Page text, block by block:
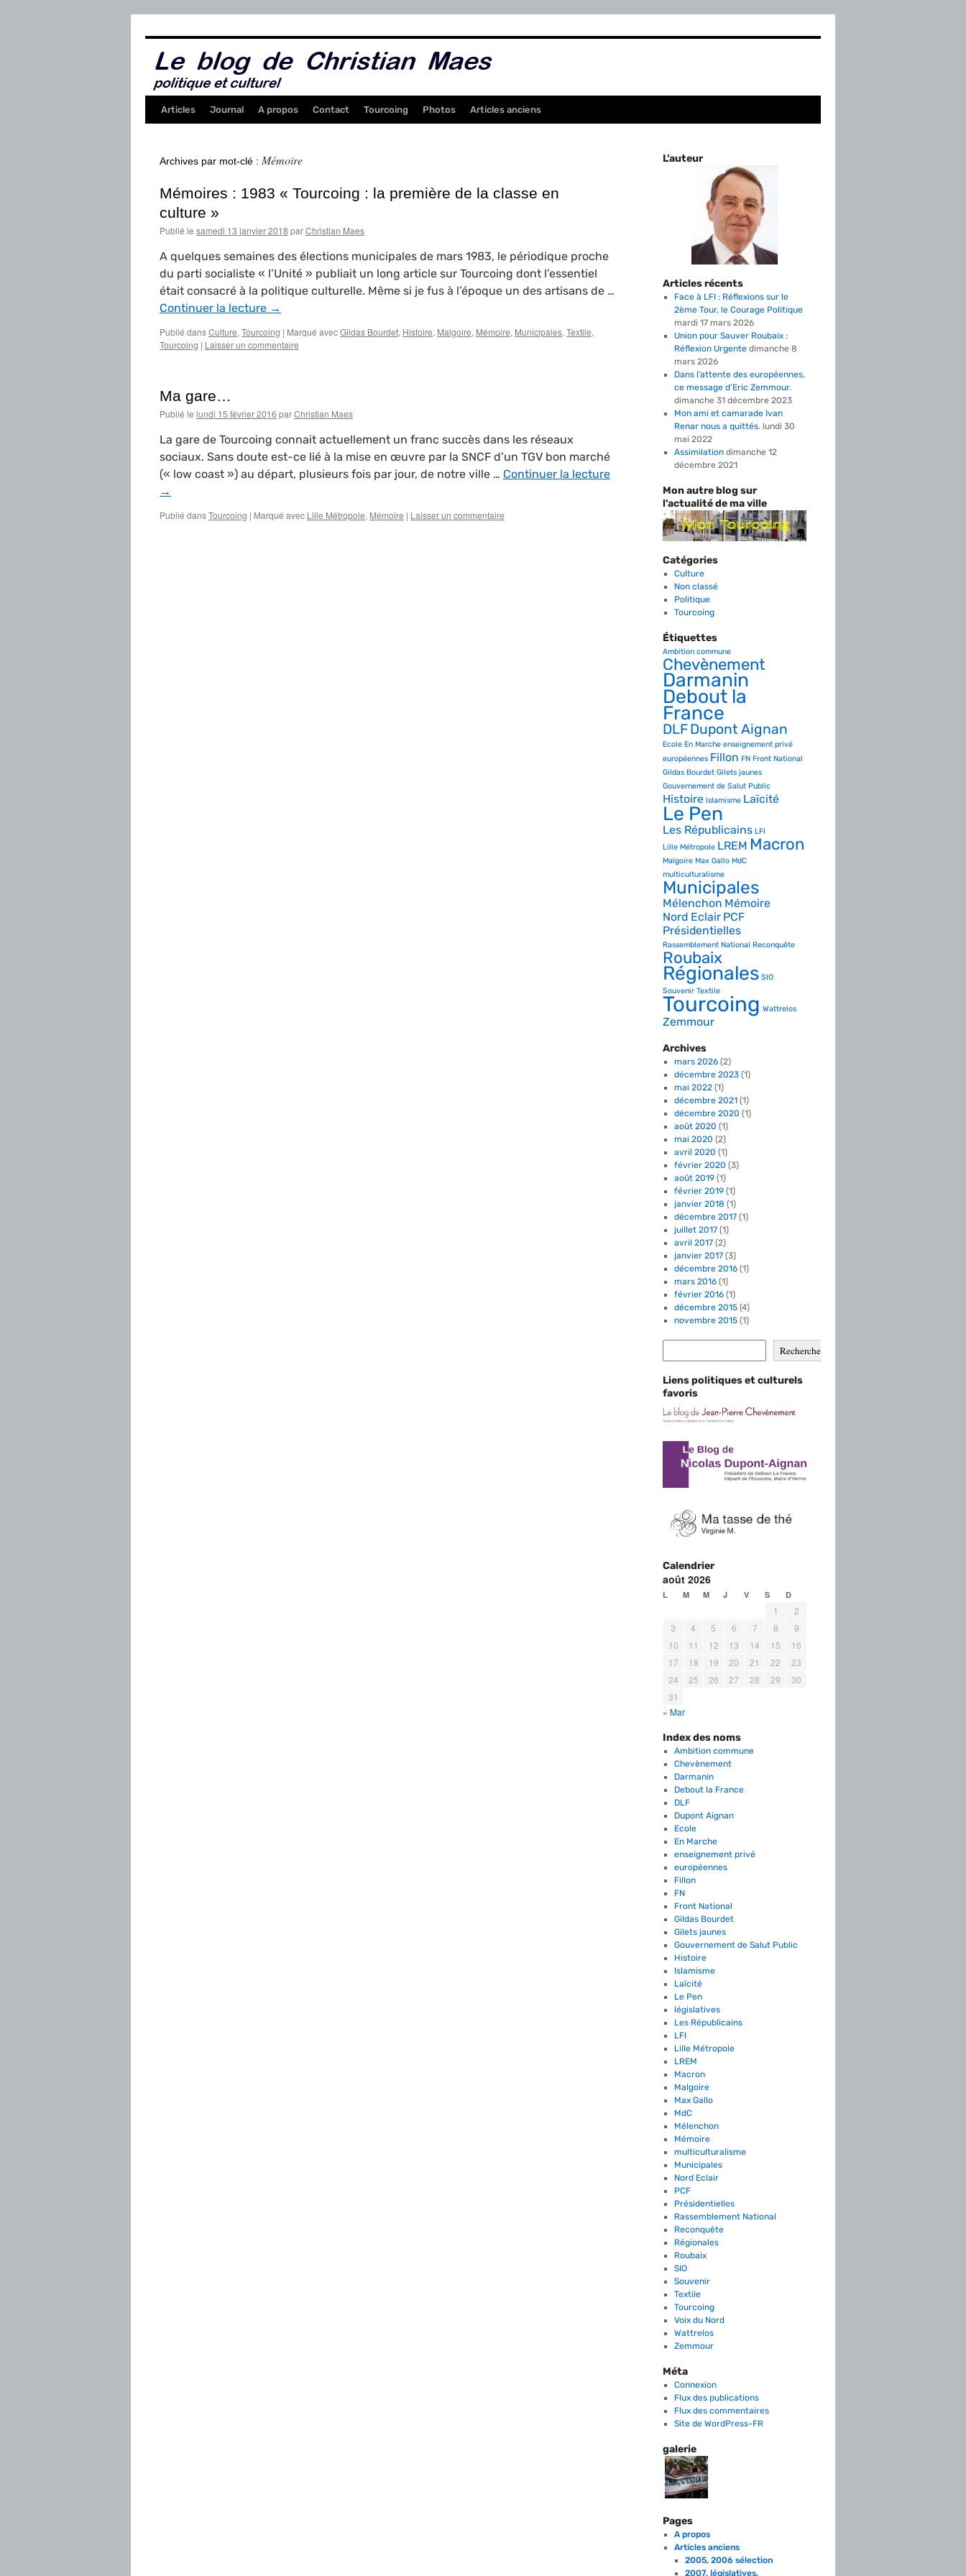
Articles Journal A propos Contact Tourcoing Photos Articles anciens
Archives par mot-clé : Mémoire
Mémoires : 1983 « Tourcoing : la première de la classe en
culture »
Publié le samedi 13 janvier 2018 parChristian Maes
A quelques semaines des élections municipales de mars 1983, le périodique proche
du parti socialiste « l’Unité » publiait un long article sur Tourcoing dont l’essentiel
était consacré à la politique culturelle. Même si je fus à l’époque un des artisans de …
Continuer la lecture →
Publié dansCulture, Tourcoing | Marqué avecGildas Bourdet, Histoire, Malgoire, Mémoire, Municipales, Textile,
Tourcoing | Laisser un commentaire
Ma gare…
Publié le lundi 15 février 2016 parChristian Maes
La gare de Tourcoing connait actuellement un franc succès dans les réseaux
sociaux. Sans doute est-ce lié à la mise en œuvre par la SNCF d’un TGV bon marché
(« low coast ») au départ, plusieurs fois par jour, de notre ville … Continuer la lecture
→
Publié dansTourcoing | Marqué avec Lille Métropole, Mémoire | Laisser un commentaire
L’auteur
Articles récents
Face à LFI : Réflexions sur le
2ème Tour, le Courage Politique
mardi 17 mars 2026
Union pour Sauver Roubaix :
Réflexion Urgente dimanche 8
mars 2026
Dans l’attente des européennes,
ce message d’Eric Zemmour.
dimanche 31 décembre 2023
Mon ami et camarade Ivan
Renar nous a quittés. lundi 30
mai 2022
Assimilation dimanche 12
décembre 2021
Mon autre blog sur
l’actualité de ma ville
Catégories
Culture
Non classé
Politique
Tourcoing
Étiquettes
Ambition commune
Chevènement
Darmanin
Debout la
France
DLFDupont Aignan
Ecole En Marche enseignement privé
européennes Fillon FN Front National
Gildas Bourdet Gilets jaunes
Gouvernement de Salut Public
Histoire Islamisme Laïcité
Le Pen
Les Républicains LFI
Lille Métropole LREM Macron
Malgoire Max Gallo MdC
multiculturalisme
Municipales
Mélenchon Mémoire
Nord Eclair PCF
Présidentielles
Rassemblement National Reconquête
Roubaix
Régionales SIO
Souvenir Textile
Tourcoing Wattrelos
Zemmour
Archives
mars 2026(2)
décembre 2023(1)
mai 2022(1)
décembre 2021(1)
décembre 2020 (1)
août 2020 (1)
mai 2020 (2)
avril 2020 (1)
février 2020 (3)
août 2019(1)
février 2019(1)
janvier 2018 (1)
décembre 2017(1)
juillet 2017(1)
avril 2017(2)
janvier 2017(3)
décembre 2016(1)
mars 2016(1)
février 2016(1)
décembre 2015(4)
novembre 2015(1)
Rechercher
Liens politiques et culturels
favoris
Calendrier
août 2026
L M M J V S D
1
2
3
4 5 6 7 8
9
10
11 12 13 14 15
16
17
18 19 20 21 22
23
24
25 26 27 28 29
30
31
« Mar
Index des noms
Ambition commune
Chevènement
Darmanin
Debout la France
DLF
Dupont Aignan
Ecole
En Marche
enseignement privé
européennes
Fillon
FN
Front National
Gildas Bourdet
Gilets jaunes
Gouvernement de Salut Public
Histoire
Islamisme
Laïcité
Le Pen
législatives
Les Républicains
LFI
Lille Métropole
LREM
Macron
Malgoire
Max Gallo
MdC
Mélenchon
Mémoire
multiculturalisme
Municipales
Nord Eclair
PCF
Présidentielles
Rassemblement National
Reconquête
Régionales
Roubaix
SIO
Souvenir
Textile
Tourcoing
Voix du Nord
Wattrelos
Zemmour
Méta
Connexion
Flux des publications
Flux des commentaires
Site de WordPress-FR
galerie
Pages
A propos
Articles anciens
2005, 2006 sélection
2007, législatives,